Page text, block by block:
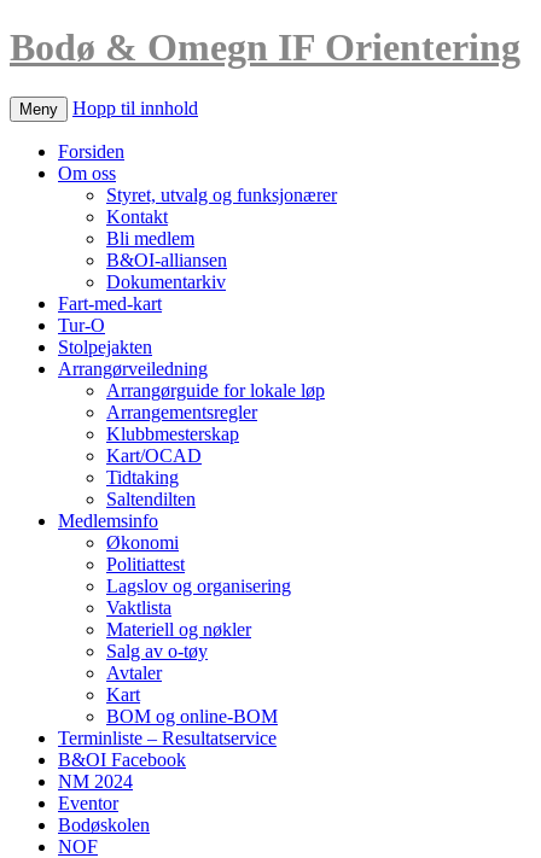
Bodø & Omegn IF Orientering
Meny Hopp til innhold
Forsiden
Om oss
Styret, utvalg og funksjonærer
Kontakt
Bli medlem
B&OI-alliansen
Dokumentarkiv
Fart-med-kart
Tur-O
Stolpejakten
Arrangørveiledning
Arrangørguide for lokale løp
Arrangementsregler
Klubbmesterskap
Kart/OCAD
Tidtaking
Saltendilten
Medlemsinfo
Økonomi
Politiattest
Lagslov og organisering
Vaktlista
Materiell og nøkler
Salg av o-tøy
Avtaler
Kart
BOM og online-BOM
Terminliste – Resultatservice
B&OI Facebook
NM 2024
Eventor
Bodøskolen
NOF